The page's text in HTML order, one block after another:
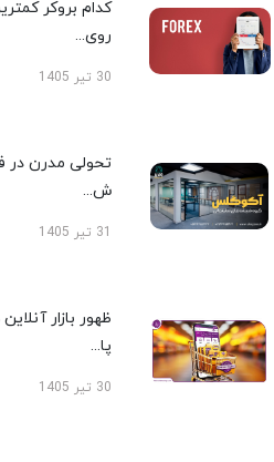
کدام بروکر
روی...
30 تیر 1405
تحولی مدرن در
ش...
ظهور بازار
پا...
30 تیر 1405